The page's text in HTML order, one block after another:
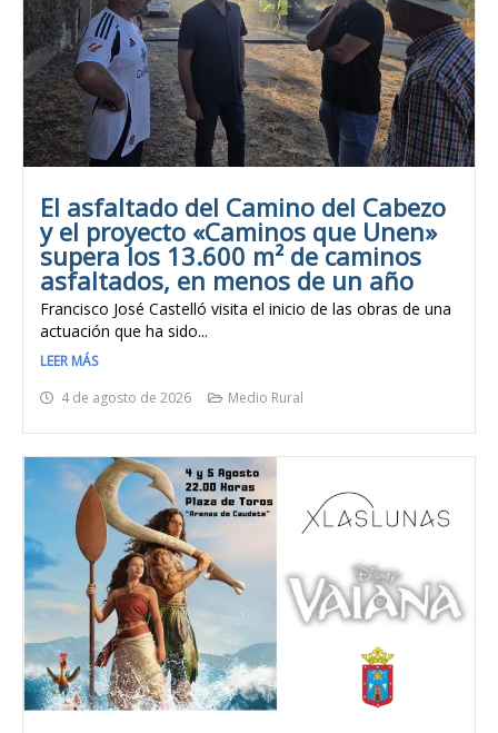
El asfaltado del Camino del Cabezo
y el proyecto «Caminos que Unen»
supera los 13.600 m² de caminos
asfaltados, en menos de un año
Francisco José Castelló visita el inicio de las obras de una
actuación que ha sido...
LEER MÁS
4 de agosto de 2026
Medio Rural